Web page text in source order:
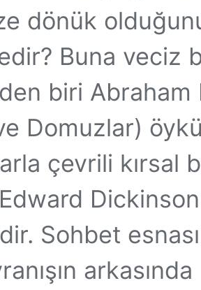
dönük
Buna veciz
biri
Domuzlar)
çevrili kırsal
Sohbet